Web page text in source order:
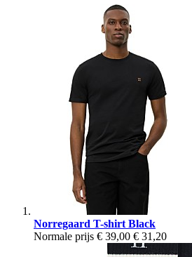
Norregaard T-shirt Black
Normale prijs € 39,00 € 31,20